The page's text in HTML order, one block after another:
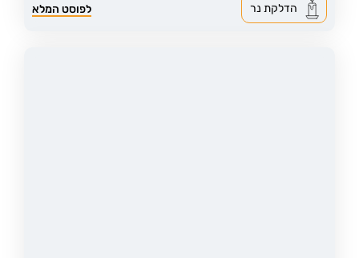
לפוסט המלא הדלקת נר